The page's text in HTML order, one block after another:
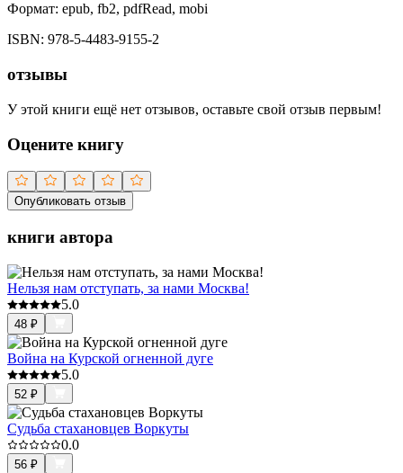
Формат: epub, fb2, pdfRead, mobi
ISBN: 978-5-4483-9155-2
отзывы
У этой книги ещё нет отзывов, оставьте свой отзыв первым!
Оцените книгу
Опубликовать отзыв
книги автора
Нельзя нам отступать, за нами Москва!
5.0
48 ₽
Война на Курской огненной дуге
5.0
52 ₽
Судьба стахановцев Воркуты
0.0
56 ₽